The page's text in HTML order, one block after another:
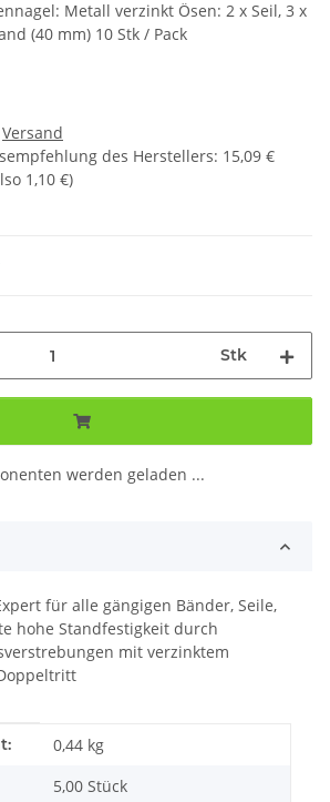
Metall verzinkt Ösen: 2 x Seil, 3 x
(40 mm) 10 Stk / Pack
Versand
des Herstellers: 15,09 €
1,10 €)
Stk
werden geladen ...
für alle gängigen Bänder, Seile,
hohe Standfestigkeit durch
mit verzinktem
0,44 kg
5,00 Stück